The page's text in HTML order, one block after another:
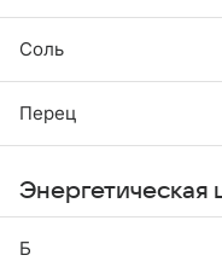
Соль
Перец
Энергетическая
Б